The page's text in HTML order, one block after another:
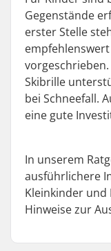
Gegenstände
erster Stelle
Skibrille
bei Schneefall.
eine gute
In unserem
ausführlichere
Kleinkinder
Hinweise zur